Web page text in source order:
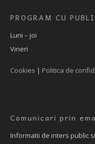
PROGRAM CU
Luni – joi
Vineri
Cookies | Politica de
Comunicari prin
Informatii de inters public